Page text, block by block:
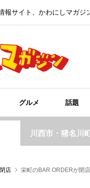
報サイト、かわにしマガジ
グルメ 話題
川西市・猪名川
店 栄町のBAR ORDERが閉店